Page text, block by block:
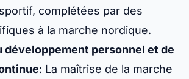
complétées par des
à la marche nordique.
développement personnel et de
: La maîtrise de la marche